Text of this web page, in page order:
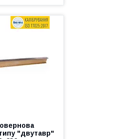
"двутавр"